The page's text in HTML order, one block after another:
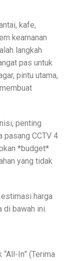
kafe,
keamanan
langkah
pas untuk
pintu utama,
penting
pasang CCTV 4
*budget*
yang tidak
harga
bawah ini.
In” (Terima